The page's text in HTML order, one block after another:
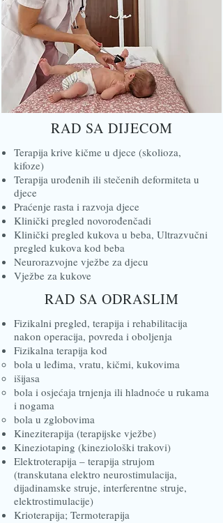
RAD SA DIJECOM
Terapija krive kičme u djece (skolioza,
kifoze)
Terapija urođenih ili stečenih deformiteta u
djece
Praćenje rasta i razvoja djece
Klinički pregled novorođenčadi
Klinički pregled kukova u beba, Ultrazvučni
pregled kukova kod beba
Neurorazvojne vježbe za djecu
Vježbe za kukove​​
RAD SA ODRASLIM
Fizikalni pregled, terapija i rehabilitacija
nakon operacija, povreda i oboljenja
Fizikalna terapija kod
bola u leđima, vratu, kičmi, kukovima
išijasa
bola i osjećaja trnjenja ili hladnoće u rukama
i nogama
bola u zglobovima
Kineziterapija (terapijske vježbe)
Kineziotaping (kineziološki trakovi)
Elektroterapija – terapija strujom
(transkutana elektro neurostimulacija,
dijadinamske struje, interferentne struje,
elektrostimulacije)
Krioterapija; Termoterapija